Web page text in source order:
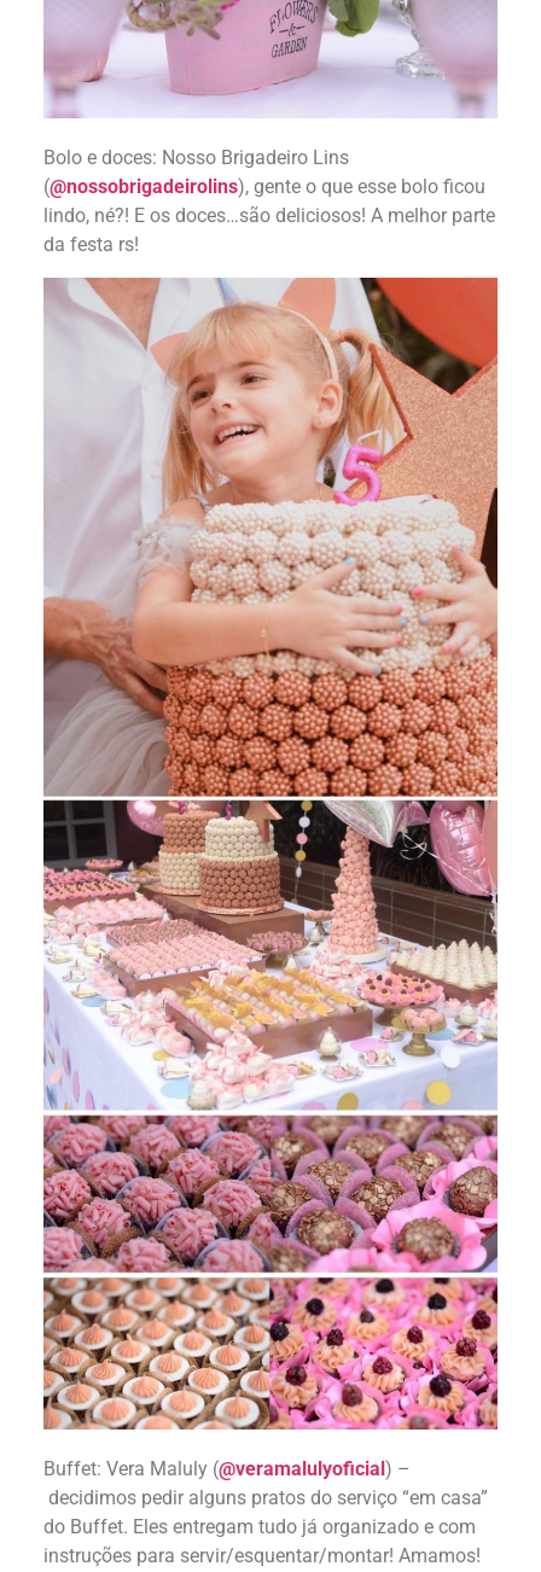
Bolo e doces: Nosso Brigadeiro Lins
(@nossobrigadeirolins), gente o que esse bolo ficou
lindo, né?! E os doces…são deliciosos! A melhor parte
da festa rs!
Buffet: Vera Maluly (@veramalulyoficial ) –
decidimos pedir alguns pratos do serviço “em casa”
do Buffet. Eles entregam tudo já organizado e com
instruções para servir/esquentar/montar! Amamos!